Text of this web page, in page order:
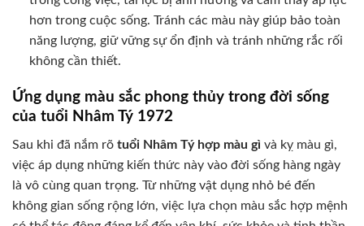
hơn trong cuộc sống. Tránh các màu này giúp bảo toàn
năng lượng, giữ vững sự ổn định và tránh những rắc rối
không cần thiết.
Ứng dụng màu sắc phong thủy trong đời sống
của tuổi Nhâm Tý 1972
Sau khi đã nắm rõ tuổi Nhâm Tý hợp màu gì và kỵ màu gì,
việc áp dụng những kiến thức này vào đời sống hàng ngày
là vô cùng quan trọng. Từ những vật dụng nhỏ bé đến
không gian sống rộng lớn, việc lựa chọn màu sắc hợp mệnh